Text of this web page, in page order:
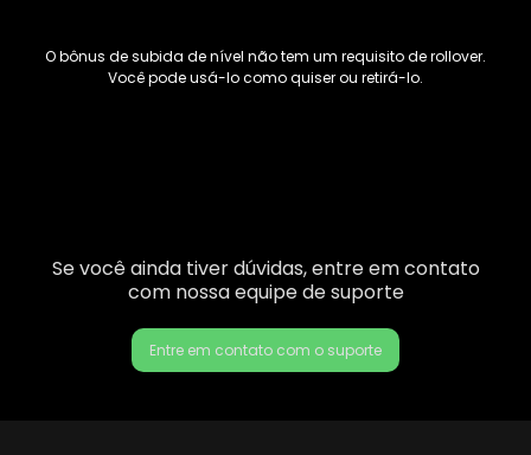
O bônus de subida de nível não tem um requisito de rollover.
Você pode usá-lo como quiser ou retirá-lo.
Se você ainda tiver dúvidas, entre em contato
com nossa equipe de suporte
Entre em contato com o suporte